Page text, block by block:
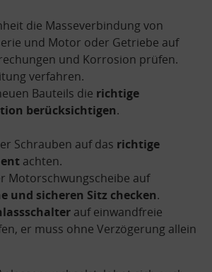
die Masseverbindung von
und Motor oder Getriebe auf
und Korrosion prüfen.
verfahren.
Bauteils die richtige
berücksichtigen.
Schrauben auf das richtige
achten.
Motorschwungscheibe auf
und sicheren Sitz checken.
auf einwandfreie
er muss ohne Verzögerung allein